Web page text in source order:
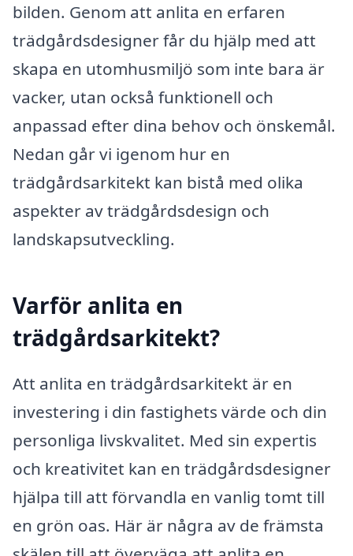
bilden. Genom att anlita en erfaren
trädgårdsdesigner får du hjälp med att
skapa en utomhusmiljö som inte bara är
vacker, utan också funktionell och
anpassad efter dina behov och önskemål.
Nedan går vi igenom hur en
trädgårdsarkitekt kan bistå med olika
aspekter av trädgårdsdesign och
landskapsutveckling.
Varför anlita en
trädgårdsarkitekt?
Att anlita en trädgårdsarkitekt är en
investering i din fastighets värde och din
personliga livskvalitet. Med sin expertis
och kreativitet kan en trädgårdsdesigner
hjälpa till att förvandla en vanlig tomt till
en grön oas. Här är några av de främsta